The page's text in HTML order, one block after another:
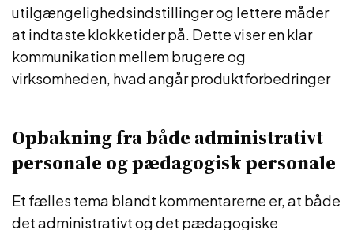
utilgængelighedsindstillinger og lettere måder
at indtaste klokketider på. Dette viser en klar
kommunikation mellem brugere og
virksomheden, hvad angår produktforbedringer
Opbakning fra både administrativt
personale og pædagogisk personale
Et fælles tema blandt kommentarerne er, at både
det administrativt og det pædagogiske